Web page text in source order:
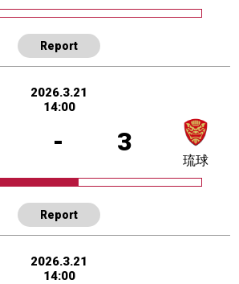
Report
2026.3.21
14:00
- 3
琉球
Report
2026.3.21
14:00